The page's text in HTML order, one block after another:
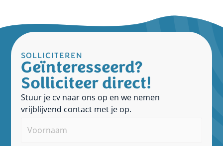
SOLLICITEREN
Geïnteresseerd?
Solliciteer direct!
Stuur je cv naar ons op en we nemen
vrijblijvend contact met je op.